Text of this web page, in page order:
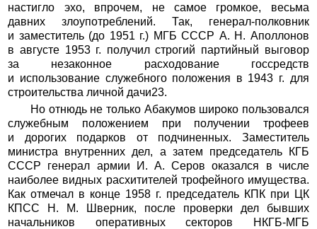
настигло эхо, впрочем, не самое громкое, весьма
давних злоупотреблений. Так, генерал-полковник
и заместитель (до 1951 г.) МГБ СССР А. Н. Аполлонов
в августе 1953 г. получил строгий партийный выговор
за незаконное расходование госсредств
и использование служебного положения в 1943 г. для
строительства личной дачи23.
Но отнюдь не только Абакумов широко пользовался
служебным положением при получении трофеев
и дорогих подарков от подчиненных. Заместитель
министра внутренних дел, а затем председатель КГБ
СССР генерал армии И. А. Серов оказался в числе
наиболее видных расхитителей трофейного имущества.
Как отмечал в конце 1958 г. председатель КПК при ЦК
КПСС Н. М. Шверник, после проверки дел бывших
начальников оперативных секторов НКГБ-МГБ